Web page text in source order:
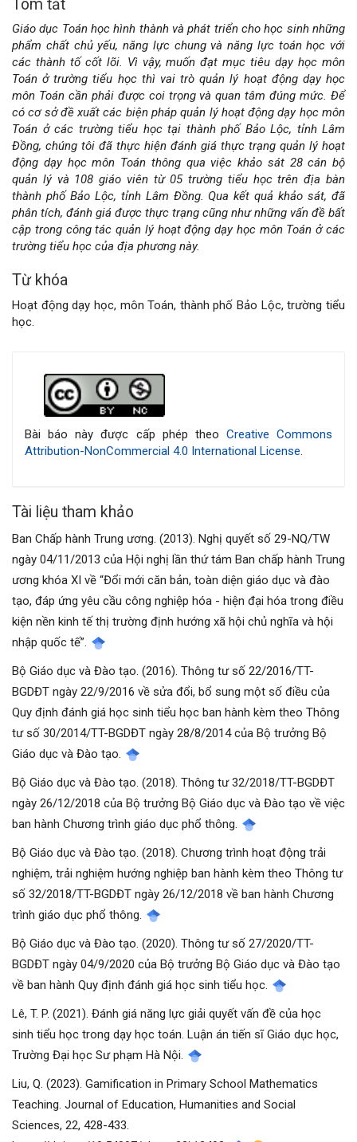
Nội
dung
chính
của
bài
viết
Tóm tắt
Giáo dục Toán học hình thành và phát triển cho học sinh những
phẩm chất chủ yếu, năng lực chung và năng lực toán học với
các thành tố cốt lõi. Vì vậy, muốn đạt mục tiêu dạy học môn
Toán ở trường tiểu học thì vai trò quản lý hoạt động dạy học
môn Toán cần phải được coi trọng và quan tâm đúng mức. Để
có cơ sở đề xuất các biện pháp quản lý hoạt động dạy học môn
Toán ở các trường tiểu học tại thành phố Bảo Lộc, tỉnh Lâm
Đồng, chúng tôi đã thực hiện đánh giá thực trạng quản lý hoạt
động dạy học môn Toán thông qua việc khảo sát 28 cán bộ
quản lý và 108 giáo viên từ 05 trường tiểu học trên địa bàn
thành phố Bảo Lộc, tỉnh Lâm Đồng. Qua kết quả khảo sát, đã
phân tích, đánh giá được thực trạng cũng như những vấn đề bất
cập trong công tác quản lý hoạt động dạy học môn Toán ở các
trường tiểu học của địa phương này.
Từ khóa
Hoạt động dạy học, môn Toán, thành phố Bảo Lộc, trường tiểu
học.
bài
Bài báo này được cấp phép theo Creative Commons
Attribution-NonCommercial 4.0 International License.
Tài liệu tham khảo
Ban Chấp hành Trung ương. (2013). Nghị quyết số 29-NQ/TW
ngày 04/11/2013 của Hội nghị lần thứ tám Ban chấp hành Trung
ương khóa XI về “Đổi mới căn bản, toàn diện giáo dục và đào
tạo, đáp ứng yêu cầu công nghiệp hóa - hiện đại hóa trong điều
kiện nền kinh tế thị trường định hướng xã hội chủ nghĩa và hội
nhập quốc tế”.
Bộ Giáo dục và Đào tạo. (2016). Thông tư số 22/2016/TT-
BGDĐT ngày 22/9/2016 về sửa đổi, bổ sung một số điều của
Quy định đánh giá học sinh tiểu học ban hành kèm theo Thông
tư số 30/2014/TT-BGDĐT ngày 28/8/2014 của Bộ trưởng Bộ
Giáo dục và Đào tạo.
Bộ Giáo dục và Đào tạo. (2018). Thông tư 32/2018/TT-BGDĐT
ngày 26/12/2018 của Bộ trưởng Bộ Giáo dục và Đào tạo về việc
ban hành Chương trình giáo dục phổ thông.
Bộ Giáo dục và Đào tạo. (2018). Chương trình hoạt động trải
nghiệm, trải nghiệm hướng nghiệp ban hành kèm theo Thông tư
số 32/2018/TT-BGDĐT ngày 26/12/2018 về ban hành Chương
trình giáo dục phổ thông.
Bộ Giáo dục và Đào tạo. (2020). Thông tư số 27/2020/TT-
BGDĐT ngày 04/9/2020 của Bộ trưởng Bộ Giáo dục và Đào tạo
về ban hành Quy định đánh giá học sinh tiểu học.
Lê, T. P. (2021). Đánh giá năng lực giải quyết vấn đề của học
sinh tiểu học trong dạy học toán. Luận án tiến sĩ Giáo dục học,
Trường Đại học Sư phạm Hà Nội.
Liu, Q. (2023). Gamification in Primary School Mathematics
Teaching. Journal of Education, Humanities and Social
Sciences, 22, 428-433.